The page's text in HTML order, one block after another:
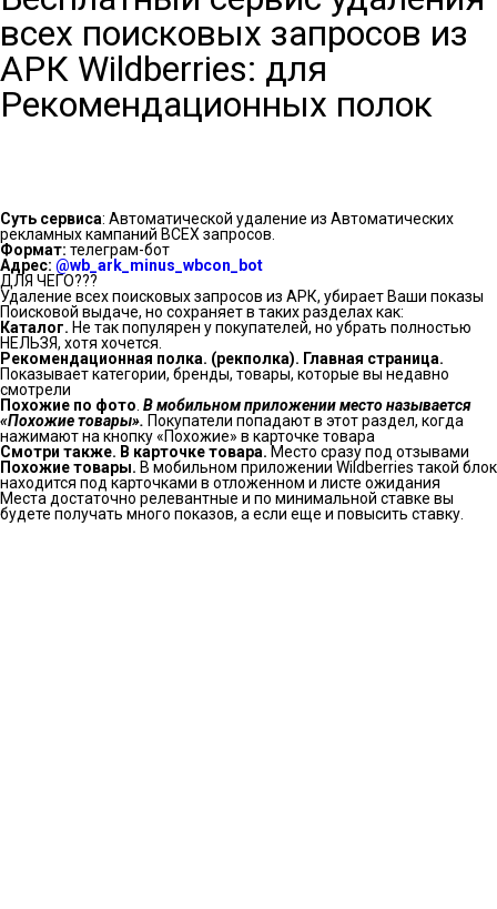
всех поисковых запросов из
АРК Wildberries: для
Рекомендационных полок
Суть сервиса: Автоматической удаление из Автоматических
рекламных кампаний ВСЕХ запросов.
Формат: телеграм-бот
Адрес: @wb_ark_minus_wbcon_bot
ДЛЯ ЧЕГО???
Удаление всех поисковых запросов из АРК, убирает Ваши показы
Поисковой выдаче, но сохраняет в таких разделах как:
Каталог. Не так популярен у покупателей, но убрать полностью
НЕЛЬЗЯ, хотя хочется.
Рекомендационная полка. (рекполка). Главная страница.
Показывает категории, бренды, товары, которые вы недавно
смотрели
Похожие по фото В мобильном приложении место называется
«Похожие товары». Покупатели попадают в этот раздел, когда
нажимают на кнопку «Похожие» в карточке товара
Смотри также. В карточке товара. Место сразу под отзывами
Похожие товары. В мобильном приложении Wildberries такой блок
находится под карточками в отложенном и листе ожидания
Места достаточно релевантные и по минимальной ставке вы
будете получать много показов, а если еще и повысить ставку.